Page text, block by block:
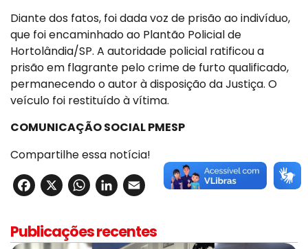
Diante dos fatos, foi dada voz de prisão ao indivíduo,
que foi encaminhado ao Plantão Policial de
Hortolândia/SP. A autoridade policial ratificou a
prisão em flagrante pelo crime de furto qualificado,
permanecendo o autor à disposição da Justiça. O
veículo foi restituído à vítima.
COMUNICAÇÃO SOCIAL PMESP
Compartilhe essa notícia!
Facebook
X WhatsApp
LinkedIn
Email
Publicações recentes